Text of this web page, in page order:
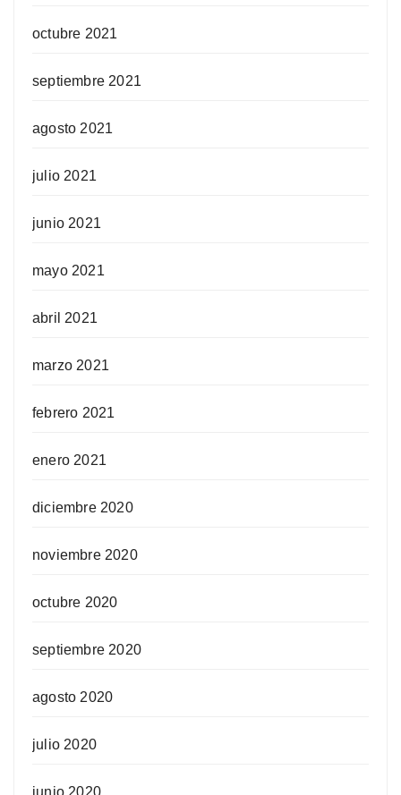
octubre 2021
septiembre 2021
agosto 2021
julio 2021
junio 2021
mayo 2021
abril 2021
marzo 2021
febrero 2021
enero 2021
diciembre 2020
noviembre 2020
octubre 2020
septiembre 2020
agosto 2020
julio 2020
junio 2020